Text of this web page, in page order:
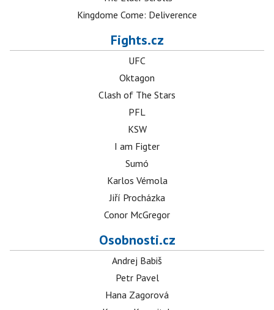
Kingdome Come: Deliverence
Fights.cz
UFC
Oktagon
Clash of The Stars
PFL
KSW
I am Figter
Sumó
Karlos Vémola
Jiří Procházka
Conor McGregor
Osobnosti.cz
Andrej Babiš
Petr Pavel
Hana Zagorová